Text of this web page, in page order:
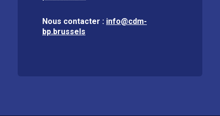
Nous contacter : info@cdm-
bp.brussels